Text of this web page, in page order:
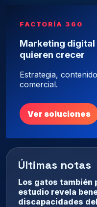
FACTORÍA 360
Marketing digital
quieren crecer
Estrategia,
comercial.
Ver soluciones
Últimas notas
Los gatos también
estudio revela
discapacidades